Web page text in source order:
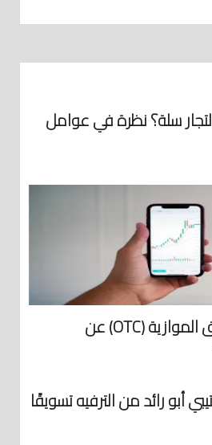
سلة؟ نظرة في عوامل
كيف تختلف الأسواق الموازية (OTC) عن
أبو رائد من الترفيه تسويقًا